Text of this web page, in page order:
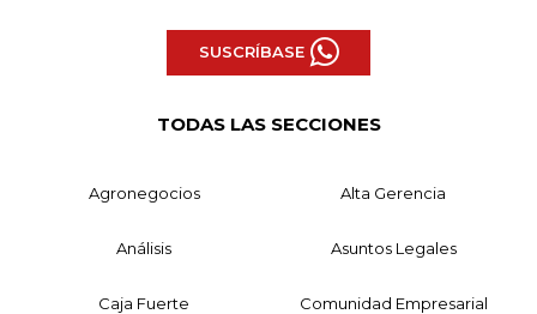
SUSCRÍBASE
TODAS LAS SECCIONES
Agronegocios Alta Gerencia
Análisis Asuntos Legales
Caja Fuerte Comunidad Empresarial